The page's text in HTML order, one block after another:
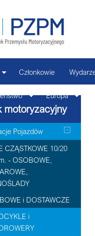
Członkowie
Europa
motoryzacyjny
Pojazdów
CZĄSTKOWE 10/20
- OSOBOWE,
i DOSTAWCZE
i